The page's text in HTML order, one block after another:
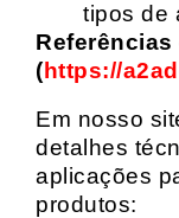
tipos de
(https://
Em nosso
detalhes
aplicações
produtos: